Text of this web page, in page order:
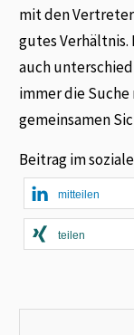
mit den
gutes
auch
immer die Suche
gemeinsamen
Beitrag im
mitteilen
teilen